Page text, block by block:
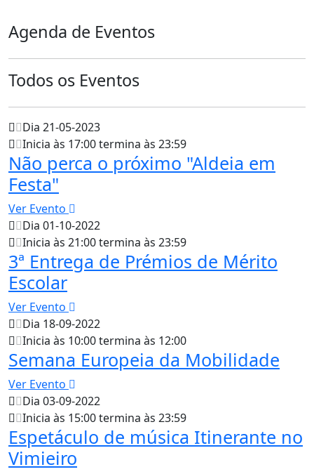
Agenda de Eventos
Todos os Eventos
Dia 21-05-2023
Inicia às 17:00 termina às 23:59
Não perca o próximo "Aldeia em
Festa"
Ver Evento
Dia 01-10-2022
Inicia às 21:00 termina às 23:59
3ª Entrega de Prémios de Mérito
Escolar
Ver Evento
Dia 18-09-2022
Inicia às 10:00 termina às 12:00
Semana Europeia da Mobilidade
Ver Evento
Dia 03-09-2022
Inicia às 15:00 termina às 23:59
Espetáculo de música Itinerante no
Vimieiro